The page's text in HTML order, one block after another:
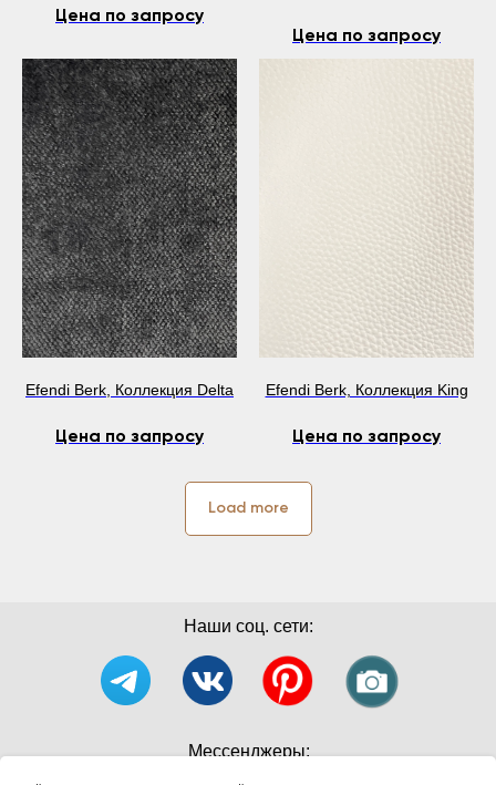
Цена по запросу
Цена по запросу
Efendi Berk, Коллекция Delta
Цена по запросу
Efendi Berk, Коллекция King
Цена по запросу
Load more
Наши соц. сети:
Мессенджеры: